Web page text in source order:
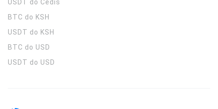
USDT do Cedis
BTC do KSH
USDT do KSH
BTC do USD
USDT do USD